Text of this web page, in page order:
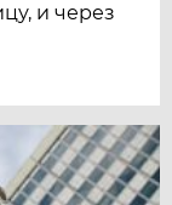
и через